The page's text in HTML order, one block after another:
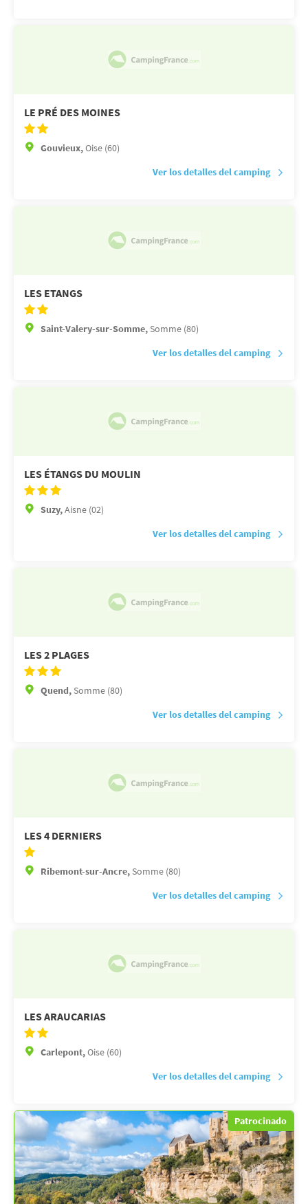
LE PRÉ DES MOINES
Gouvieux,Oise (60)
Ver los detalles del camping
LES ETANGS
Saint-Valery-sur-Somme, Somme (80)
Ver los detalles del camping
LES ÉTANGS DU MOULIN
Suzy,Aisne (02)
Ver los detalles del camping
LES 2 PLAGES
Quend, Somme (80)
Ver los detalles del camping
LES 4 DERNIERS
Ribemont-sur-Ancre, Somme (80)
Ver los detalles del camping
LES ARAUCARIAS
Carlepont,Oise (60)
Ver los detalles del camping
Patrocinado